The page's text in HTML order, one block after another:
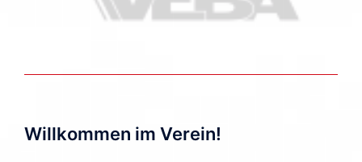
Willkommen im Verein!